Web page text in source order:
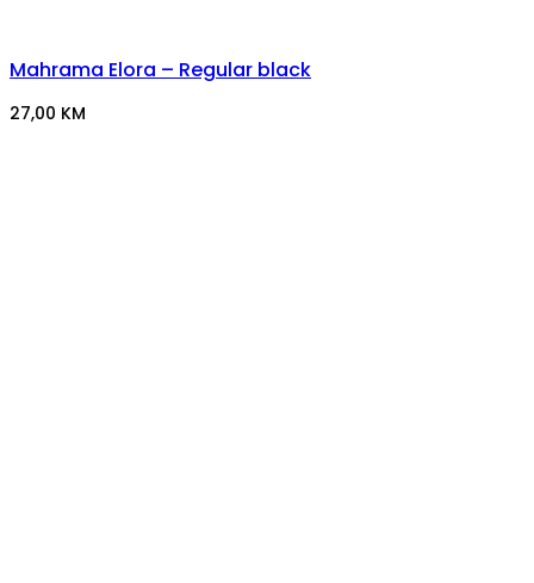
Mahrama Elora – Regular black
27,00 KM